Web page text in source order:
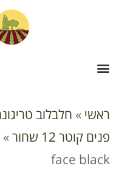
ראשי »
פנים קוטר 12 שחור
»
face black